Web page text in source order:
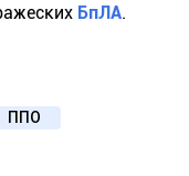
БпЛА.
ППО